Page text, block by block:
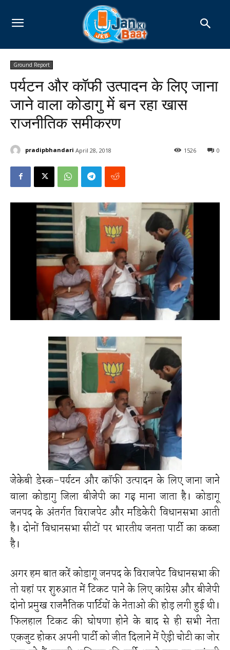
Ground Report
पर्यटन और कॉफी उत्पादन के लिए जाना
जाने वाला कोडागु में बन रहा खास
राजनीतिक समीकरण
pradipbhandari April 28, 2018 0
1526
जेकेबी डेस्क-पर्यटन और कॉफी उत्पादन के लिए जाना जाने
वाला कोडागु जिला बीजेपी का गढ़ माना जाता है। कोडागू
जनपद के अंतर्गत विराजपेट और मडिकेरी विधानसभा आती
है। दोनों विधानसभा सीटों पर भारतीय जनता पार्टी का कब्जा
है।
अगर हम बात करें कोडागू जनपद के विराजपेट विधानसभा की
तो यहां पर शुरुआत में टिकट पाने के लिए कांग्रेस और बीजेपी
दोनो प्रमुख राजनैतिक पार्टियों के नेताओ की होड़ लगी हुई थी।
फिलहाल टिकट की घोषणा होने के बाद से ही सभी नेता
एकजुट होकर अपनी पार्टी को जीत दिलाने में ऐड़ी चोटी का जोर